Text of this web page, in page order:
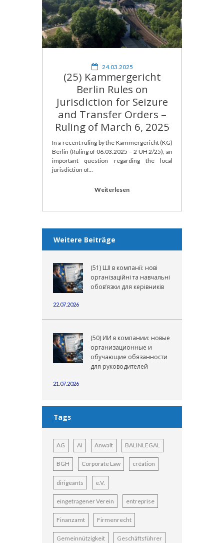
24.03.2025
(25) Kammergericht
Berlin Rules on
Jurisdiction for Seizure
and Transfer Orders –
Ruling of March 6, 2025
In a recent ruling by the Kammergericht (KG)
Berlin (Ruling of 06.03.2025 – 2 UH 2/25), an
important question regarding the local
jurisdiction of...
Weiterlesen
Weitere Beiträge
(51) ШІ в компанії: нові
організаційні та навчальні
обов’язки для керівників
22.07.2026
(50) ИИ в компании: новые
организационные и
обучающие обязанности
для руководителей
21.07.2026
Tags
AG AI Anwalt BALINLEGAL
BGH Corporate Law création
dirigeants e.V.
eingetragener Verein entreprise
Finanzamt Firmenrecht
Gemeinnützigkeit Geschäftsführer